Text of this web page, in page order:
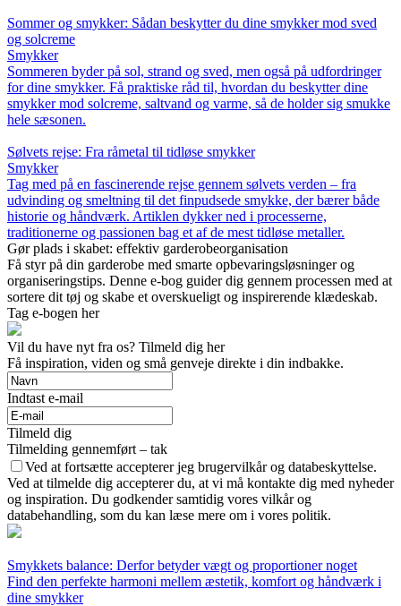
Sommer og smykker: Sådan beskytter du dine smykker mod sved
og solcreme
Smykker
Sommeren byder på sol, strand og sved, men også på udfordringer
for dine smykker. Få praktiske råd til, hvordan du beskytter dine
smykker mod solcreme, saltvand og varme, så de holder sig smukke
hele sæsonen.
Sølvets rejse: Fra råmetal til tidløse smykker
Smykker
Tag med på en fascinerende rejse gennem sølvets verden – fra
udvinding og smeltning til det finpudsede smykke, der bærer både
historie og håndværk. Artiklen dykker ned i processerne,
traditionerne og passionen bag et af de mest tidløse metaller.
Gør plads i skabet: effektiv garderobeorganisation
Få styr på din garderobe med smarte opbevaringsløsninger og
organiseringstips. Denne e-bog guider dig gennem processen med at
sortere dit tøj og skabe et overskueligt og inspirerende klædeskab.
Tag e-bogen her
Vil du have nyt fra os? Tilmeld dig her
Få inspiration, viden og små genveje direkte i din indbakke.
Indtast e-mail
Tilmeld dig
Tilmelding gennemført – tak
Ved at fortsætte accepterer jeg brugervilkår og databeskyttelse.
Ved at tilmelde dig accepterer du, at vi må kontakte dig med nyheder
og inspiration. Du godkender samtidig vores vilkår og
databehandling, som du kan læse mere om i vores politik.
Smykkets balance: Derfor betyder vægt og proportioner noget
Find den perfekte harmoni mellem æstetik, komfort og håndværk i
dine smykker